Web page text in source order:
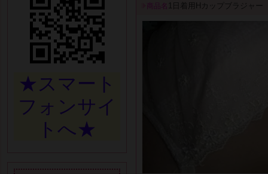
★スマート
フォンサイ
トへ★
商品名 1日着用Hカップブラジャー